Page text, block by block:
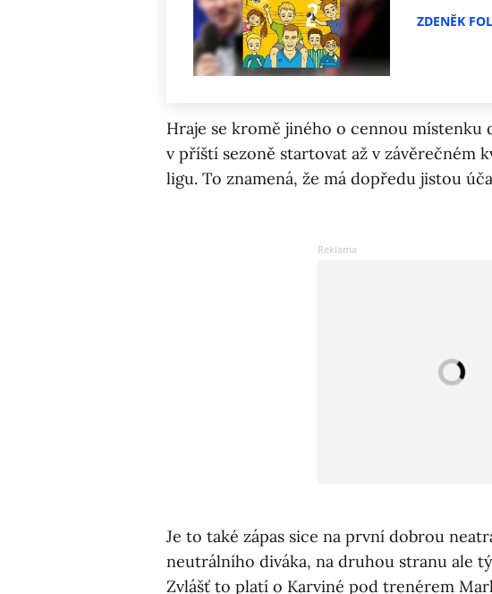
ZDENĚK
Hraje se kromě jiného o cennou místenku
v příští sezoně startovat až v závěrečném
ligu. To znamená, že má dopředu jistou
Je to také zápas sice na první dobrou
neutrálního diváka, na druhou stranu ale
Zvlášť to platí o Karviné pod trenérem